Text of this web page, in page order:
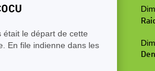
était le départ de cette
En file indienne dans les